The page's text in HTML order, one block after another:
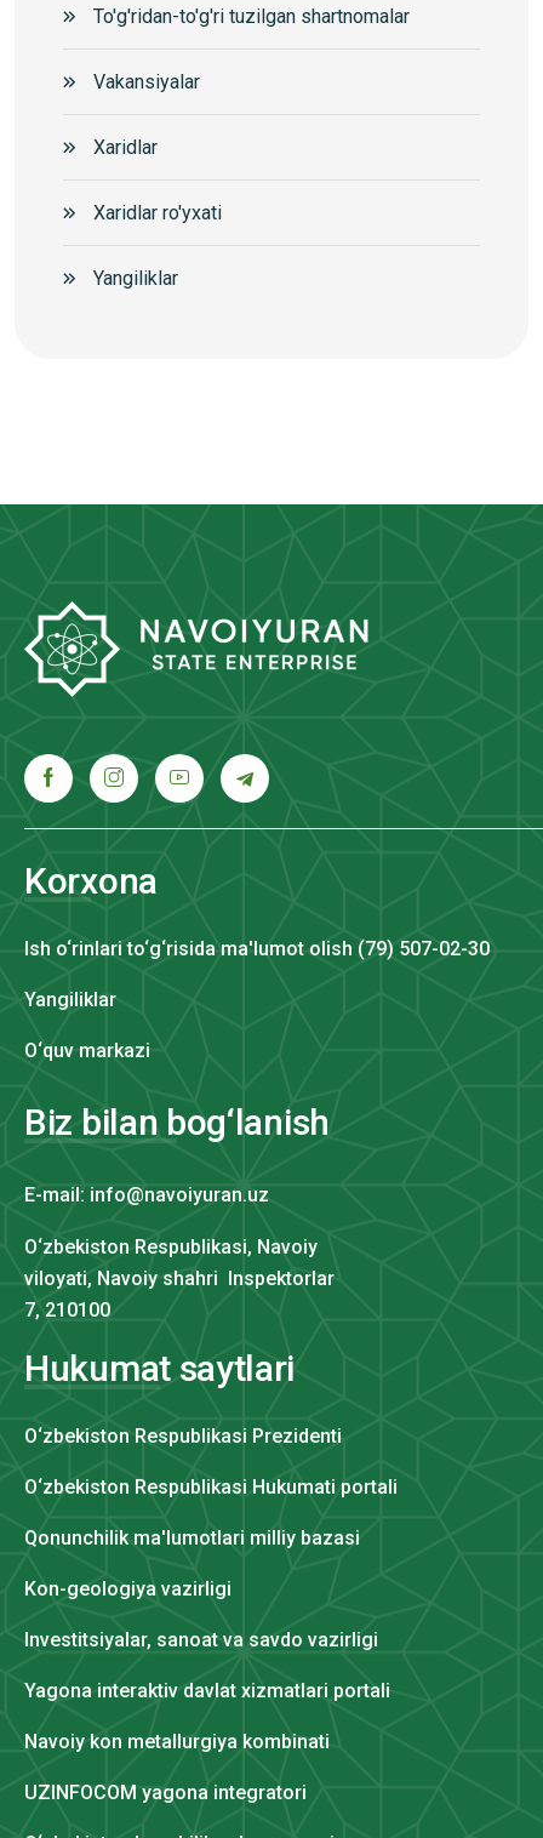
To'g'ridan-to'g'ri tuzilgan shartnomalar
Vakansiyalar
Xaridlar
Xaridlar ro'yxati
Yangiliklar
Korxona
Ish o‘rinlari to‘g‘risida ma'lumot olish (79) 507-02-30
Yangiliklar
O‘quv markazi
Biz bilan bog‘lanish
E-mail: info@navoiyuran.uz
O‘zbekiston Respublikasi, Navoiy
viloyati, Navoiy shahri Inspektorlar
7, 210100
Hukumat saytlari
O‘zbekiston Respublikasi Prezidenti
O‘zbekiston Respublikasi Hukumati portali
Qonunchilik ma'lumotlari milliy bazasi
Kon-geologiya vazirligi
Investitsiyalar, sanoat va savdo vazirligi
Yagona interaktiv davlat xizmatlari portali
Navoiy kon metallurgiya kombinati
UZINFOCOM yagona integratori